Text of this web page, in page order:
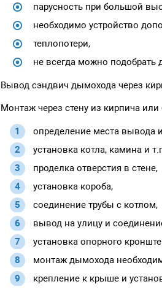
парусность при большой
необходимо устройство
теплопотери,
не всегда можно
Вывод сэндвич дымохода через
Монтаж через стену из кирпича
определение места вывода
установка котла, камина и
проделка отверстия в стене,
установка короба,
соединение трубы с котлом,
вывод на улицу и
установка опорного
монтаж дымохода
крепление к крыше и